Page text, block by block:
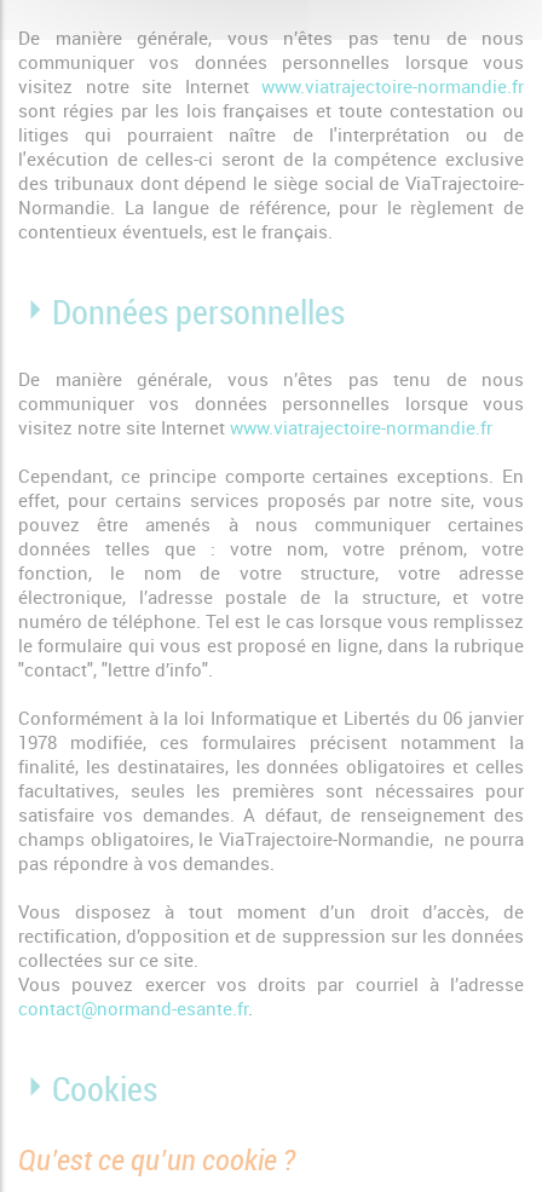
De manière générale, vous n’êtes pas tenu de nous
communiquer vos données personnelles lorsque vous
visitez notre site Internet www.viatrajectoire-normandie.fr
sont régies par les lois françaises et toute contestation ou
litiges qui pourraient naître de l'interprétation ou de
l'exécution de celles-ci seront de la compétence exclusive
des tribunaux dont dépend le siège social de ViaTrajectoire-
Normandie. La langue de référence, pour le règlement de
contentieux éventuels, est le français.
Données personnelles
De manière générale, vous n’êtes pas tenu de nous
communiquer vos données personnelles lorsque vous
visitez notre site Internet www.viatrajectoire-normandie.fr
Cependant, ce principe comporte certaines exceptions. En
effet, pour certains services proposés par notre site, vous
pouvez être amenés à nous communiquer certaines
données telles que : votre nom, votre prénom, votre
fonction, le nom de votre structure, votre adresse
électronique, l’adresse postale de la structure, et votre
numéro de téléphone. Tel est le cas lorsque vous remplissez
le formulaire qui vous est proposé en ligne, dans la rubrique
"contact", "lettre d’info".
Conformément à la loi Informatique et Libertés du 06 janvier
1978 modifiée, ces formulaires précisent notamment la
finalité, les destinataires, les données obligatoires et celles
facultatives, seules les premières sont nécessaires pour
satisfaire vos demandes. A défaut, de renseignement des
champs obligatoires, le ViaTrajectoire-Normandie, ne pourra
pas répondre à vos demandes.
Vous disposez à tout moment d’un droit d’accès, de
rectification, d’opposition et de suppression sur les données
collectées sur ce site.
Vous pouvez exercer vos droits par courriel à l’adresse
contact@normand-esante.fr.
Cookies
Qu’est ce qu’un cookie ?